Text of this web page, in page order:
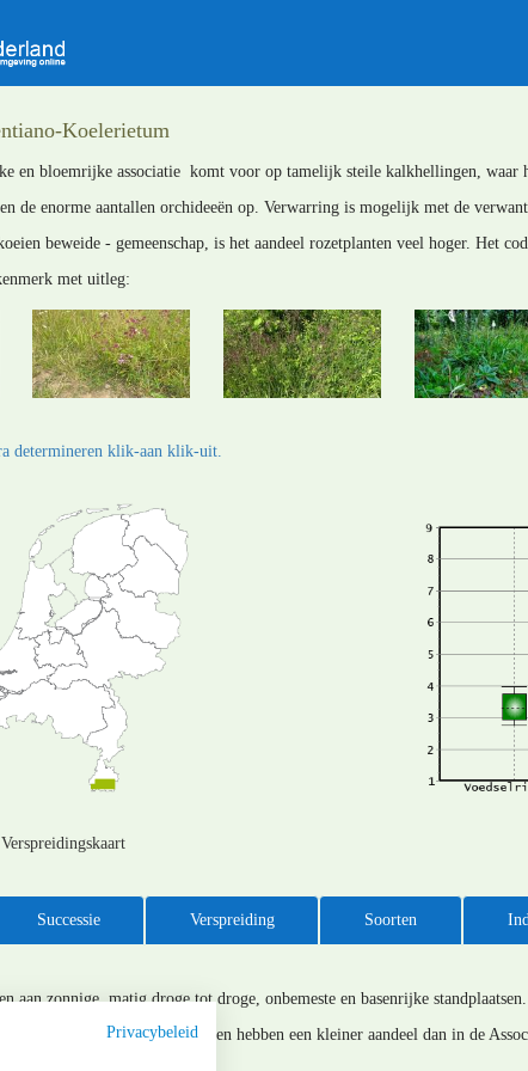
Koelerietum
en bloemrijke associatie komt voor op tamelijk steile kalkhellingen, waar
de enorme aantallen orchideeën op. Verwarring is mogelijk met de
beweide - gemeenschap, is het aandeel rozetplanten veel hoger. Het
met uitleg:
determineren klik-aan klik-uit.
Verspreidingskaart
Successie Verspreiding Soorten
aan zonnige, matig droge tot droge, onbemeste en basenrijke
en geofyten. Annuellen hebben een kleiner aandeel dan in de
Privacybeleid